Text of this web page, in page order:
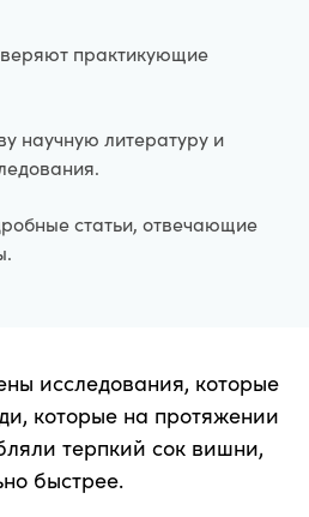
практикующие
научную литературу и
статьи, отвечающие
исследования, которые
которые на протяжении
терпкий сок вишни,
быстрее.